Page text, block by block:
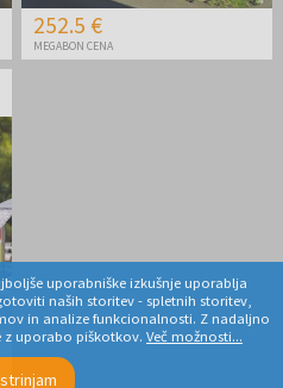
252.5 €
MEGABON CENA
uporabniške izkušnje uporablja
naših storitev - spletnih storitev,
in analize funkcionalnosti. Z nadaljno
z uporabo piškotkov. Več možnosti...